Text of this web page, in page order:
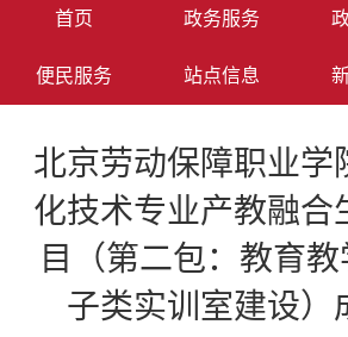
首页 政务服务
便民服务 站点信息
北京劳动保障职业学
化技术专业产教融合
目（第二包：教育
子类实训室建设）